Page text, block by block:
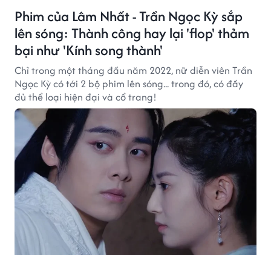
Phim của Lâm Nhất - Trần Ngọc Kỳ sắp
lên sóng: Thành công hay lại 'flop' thảm
bại như 'Kính song thành'
Chỉ trong một tháng đầu năm 2022, nữ diễn viên Trần
Ngọc Kỳ có tới 2 bộ phim lên sóng... trong đó, có đầy
đủ thể loại hiện đại và cổ trang!